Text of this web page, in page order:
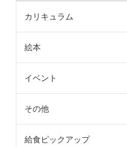
カリキュラム
絵本
イベント
その他
給食ピックアップ